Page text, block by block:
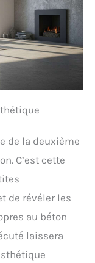
de la deuxième
C’est cette
de révéler les
au béton
laissera